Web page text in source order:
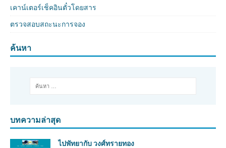
เคาน์เตอร์เช็คอินตั๋วโดยสาร
ตรวจสอบสถะนะการจอง
ค้นหา
บทความล่าสุด
ไปพัทยากับ วงศ์ทรายทอง